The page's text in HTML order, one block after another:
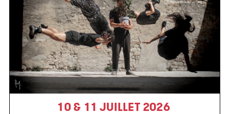
10 & 11 JUILLET 2026